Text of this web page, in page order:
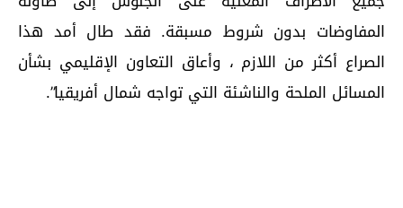
المفاوضات بدون شروط مسبقة. فقد طال أمد هذا
الصراع أكثر من اللازم ، وأعاق التعاون الإقليمي بشأن
المسائل الملحة والناشئة التي تواجه شمال أفريقيا”.